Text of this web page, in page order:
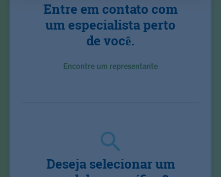
Entre em contato com
um especialista perto
de você.
Encontre um representante
Deseja selecionar um